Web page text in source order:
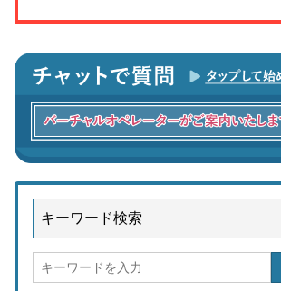
キーワード検索